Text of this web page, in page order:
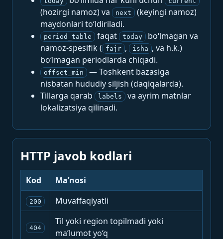
(hozirgi namoz) va next
(keyingi namoz)
maydonlari to‘ldiriladi.
period_table faqat today
bo‘lmagan va
namoz-spesifik ( fajr , isha , va h.k.)
bo‘lmagan periodlarda chiqadi.
offset_min
— Toshkent bazasiga
nisbatan hududiy siljish (daqiqalarda).
Tillarga qarab
labels
va ayrim matnlar
lokalizatsiya qilinadi.
HTTP javob kodlari
Kod Ma’nosi
200 Muvaffaqiyatli
404
Til yoki region topilmadi yoki
ma’lumot yo‘q